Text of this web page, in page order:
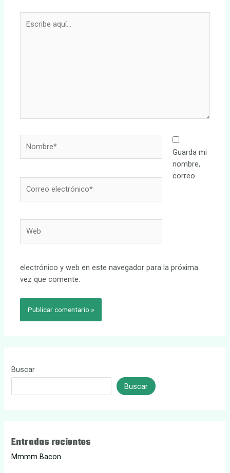
aquí...
electrónico*
Guarda mi
nombre,
correo
electrónico y web en este navegador para la próxima
vez que comente.
Buscar
Buscar
Entradas recientes
Mmmm Bacon